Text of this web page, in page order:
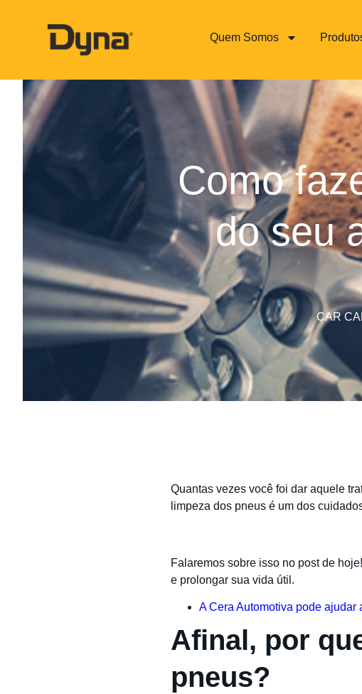
Quem Somos
Como
do seu
CAR
Quantas vezes você foi dar aquele
limpeza dos pneus é um dos
Falaremos sobre isso no post de
e prolongar sua vida útil.
A Cera Automotiva pode
Afinal, por
pneus?